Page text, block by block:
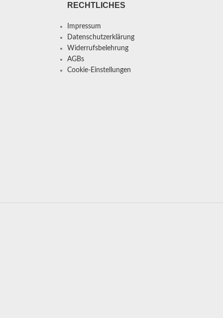
RECHTLICHES
Impressum
Datenschutzerklärung
Widerrufsbelehrung
AGBs
Cookie-Einstellungen